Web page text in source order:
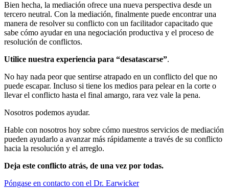
Bien hecha, la mediación ofrece una nueva perspectiva desde un
tercero neutral. Con la mediación, finalmente puede encontrar una
manera de resolver su conflicto con un facilitador capacitado que
sabe cómo ayudar en una negociación productiva y el proceso de
resolución de conflictos.
Utilice nuestra experiencia para “desatascarse”.
No hay nada peor que sentirse atrapado en un conflicto del que no
puede escapar. Incluso si tiene los medios para pelear en la corte o
llevar el conflicto hasta el final amargo, rara vez vale la pena.
Nosotros podemos ayudar.
Hable con nosotros hoy sobre cómo nuestros servicios de mediación
pueden ayudarlo a avanzar más rápidamente a través de su conflicto
hacia la resolución y el arreglo.
Deja este conflicto atrás, de una vez por todas.
Póngase en contacto con el Dr. Earwicker